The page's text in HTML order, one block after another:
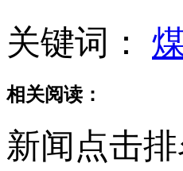
关键词：
相关阅读：
新闻点击排